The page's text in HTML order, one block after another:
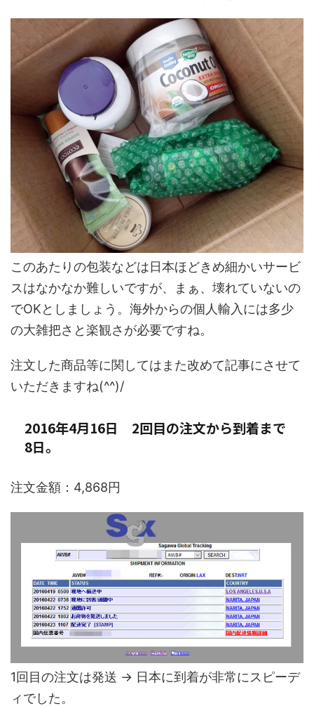
このあたりの包装などは日本ほどきめ細かいサービ
スはなかなか難しいですが、まぁ、壊れていないの
でOKとしましょう。海外からの個人輸入には多少
の大雑把さと楽観さが必要ですね。
注文した商品等に関してはまた改めて記事にさせて
いただきますね(^^)/
2016年4月16日 2回目の注文から到着まで
8日。
注文金額：4,868円
1回目の注文は発送 → 日本に到着が非常にスピーデ
ィでした。